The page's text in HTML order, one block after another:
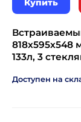
Купить
818х595х548
133л, 3
Доступен на